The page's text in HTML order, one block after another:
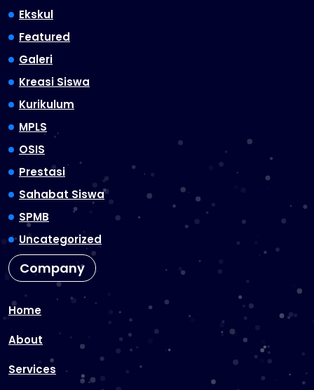
Ekskul
Featured
Galeri
Kreasi Siswa
Kurikulum
MPLS
OSIS
Prestasi
Sahabat Siswa
SPMB
Uncategorized
Company
Home
About
Services